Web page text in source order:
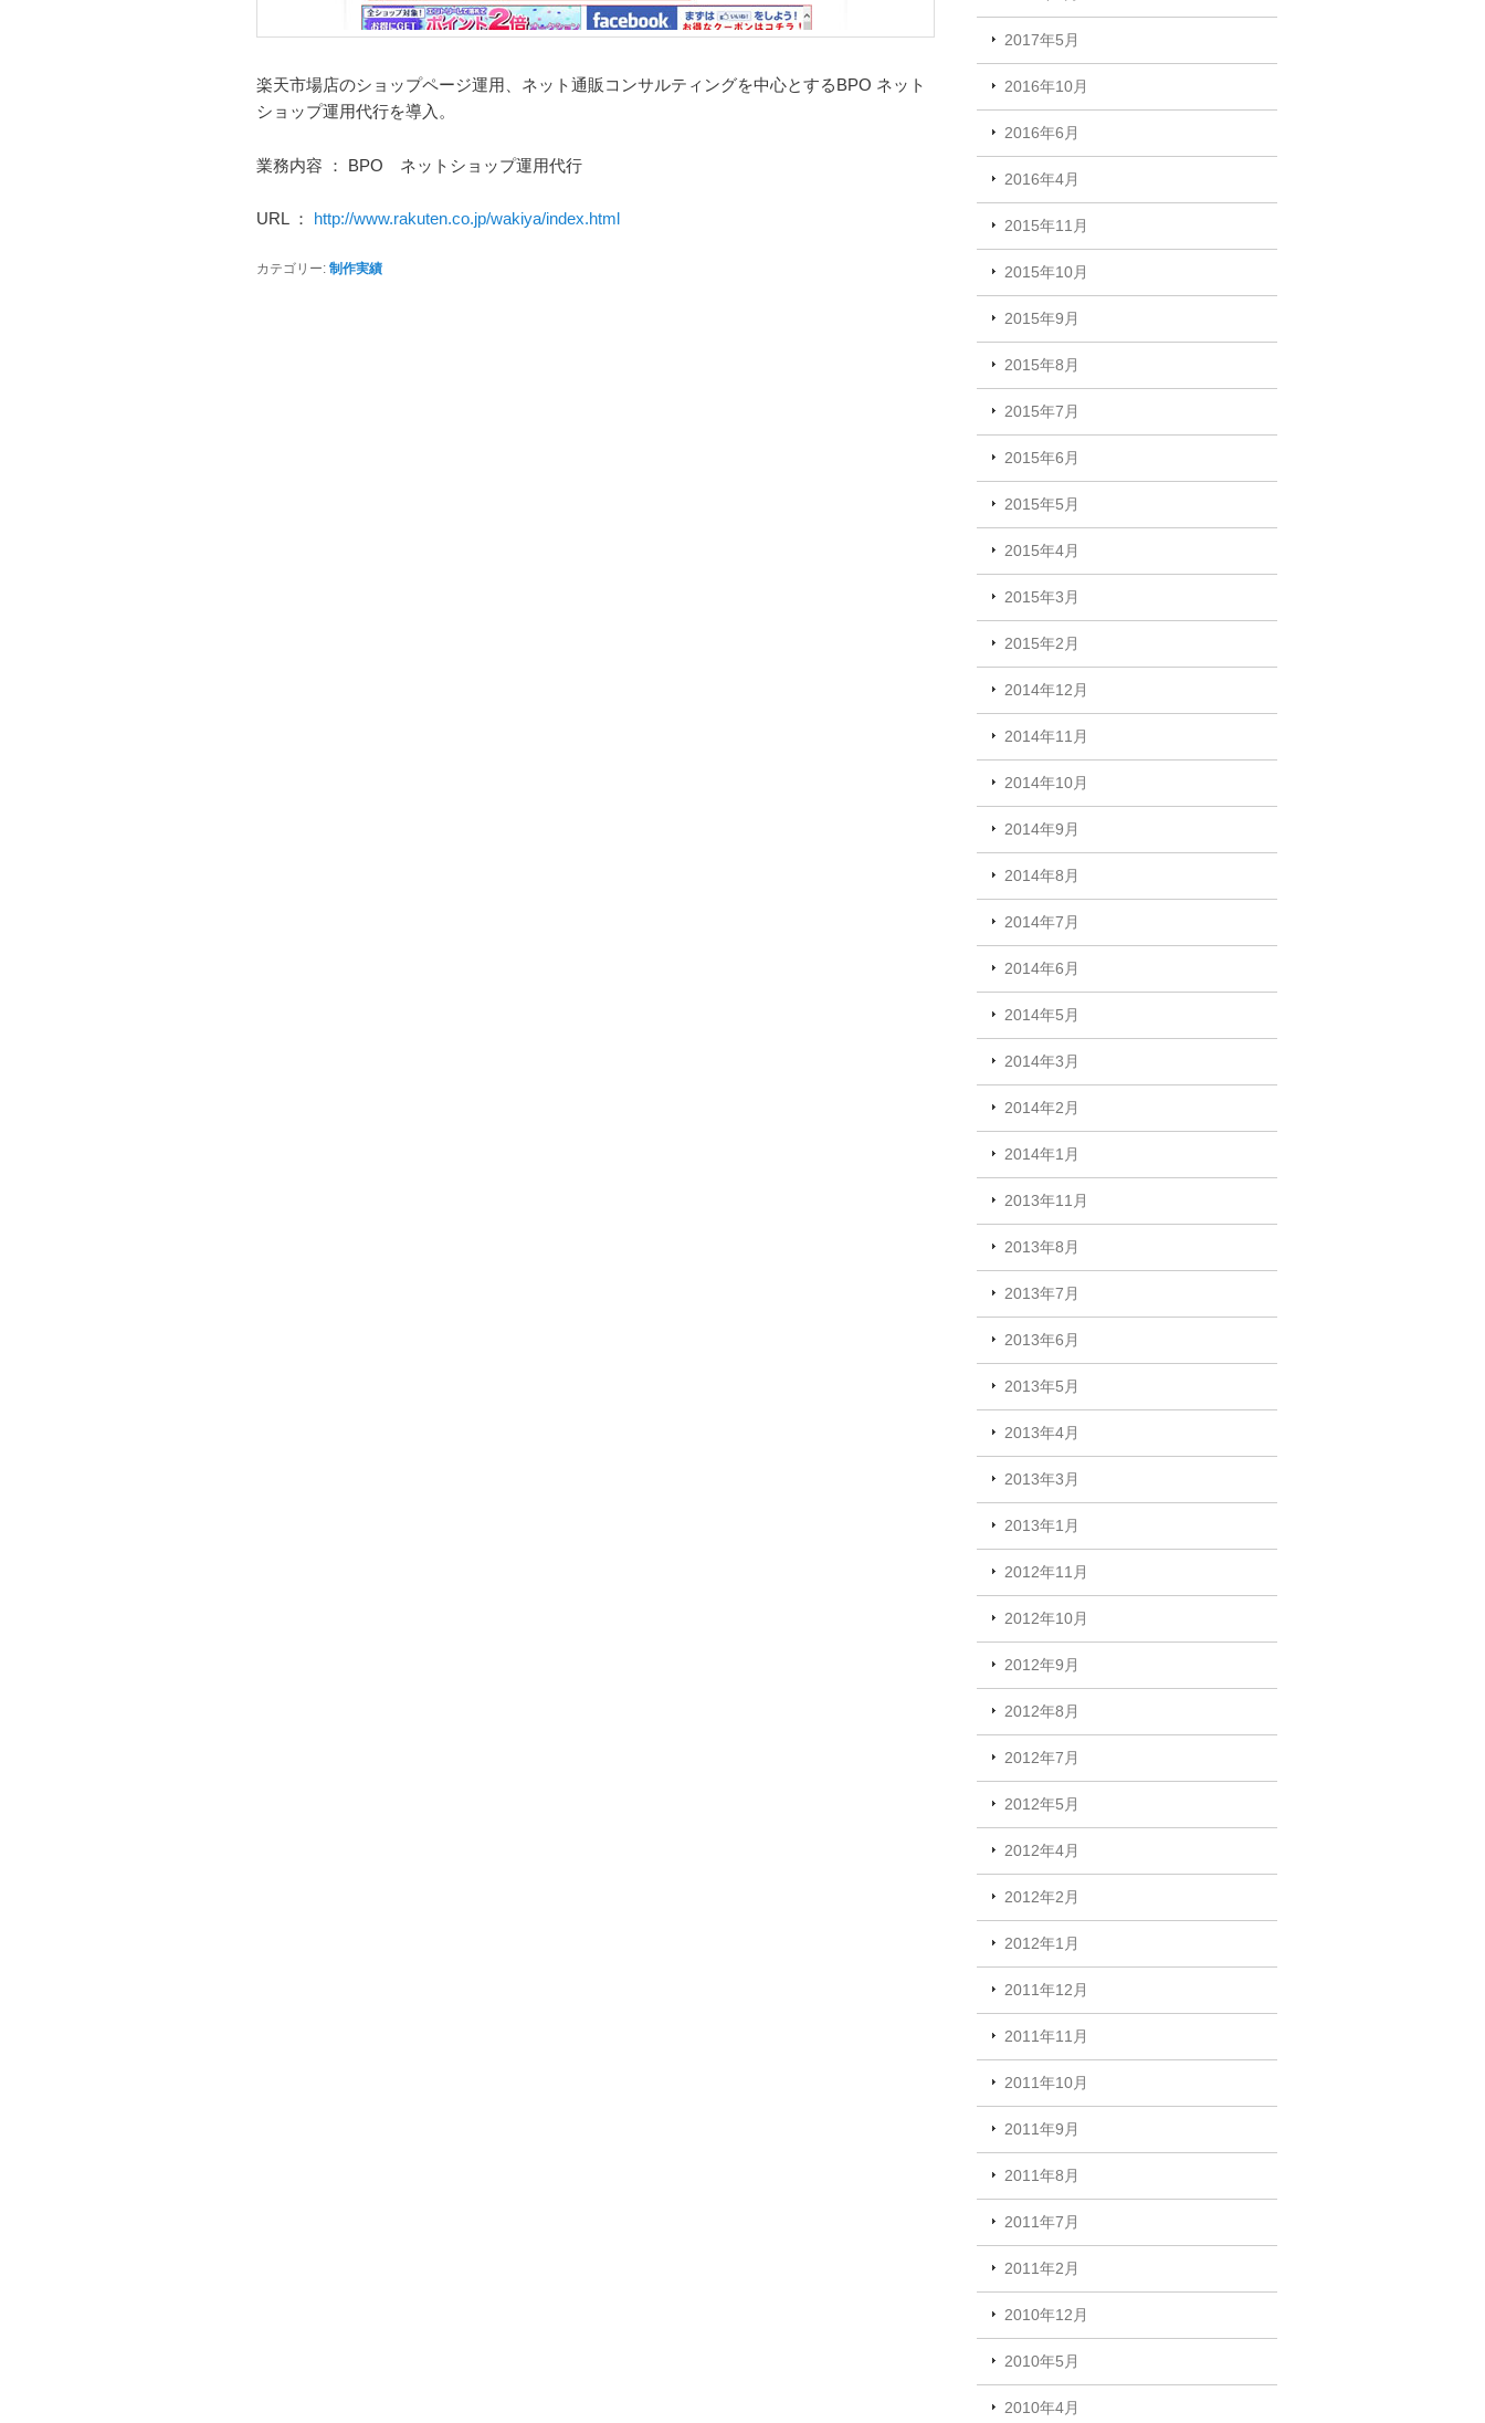
楽天市場店のショップページ運用、ネット通販コンサルティングを中心とするBPO ネット
ショップ運用代行を導入。
業務内容 ： BPO ネットショップ運用代行
URL ： http://www.rakuten.co.jp/wakiya/index.html
カテゴリー: 制作実績
2017年5月
2016年10月
2016年6月
2016年4月
2015年11月
2015年10月
2015年9月
2015年8月
2015年7月
2015年6月
2015年5月
2015年4月
2015年3月
2015年2月
2014年12月
2014年11月
2014年10月
2014年9月
2014年8月
2014年7月
2014年6月
2014年5月
2014年3月
2014年2月
2014年1月
2013年11月
2013年8月
2013年7月
2013年6月
2013年5月
2013年4月
2013年3月
2013年1月
2012年11月
2012年10月
2012年9月
2012年8月
2012年7月
2012年5月
2012年4月
2012年2月
2012年1月
2011年12月
2011年11月
2011年10月
2011年9月
2011年8月
2011年7月
2011年2月
2010年12月
2010年5月
2010年4月